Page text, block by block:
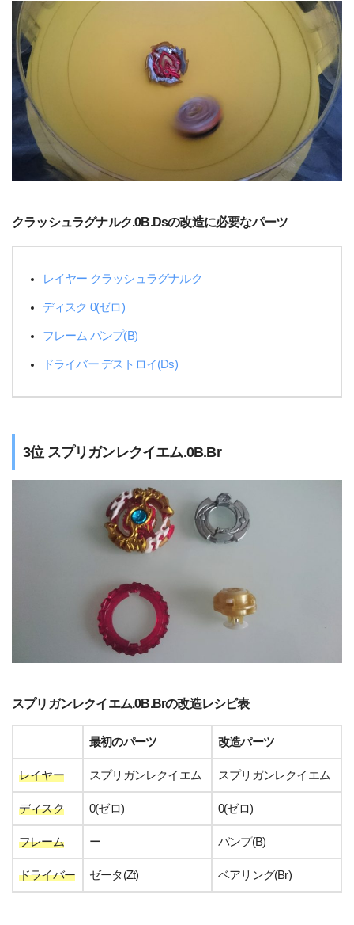
クラッシュラグナルク.0B.Dsの改造に必要なパーツ
レイヤー クラッシュラグナルク
ディスク 0(ゼロ)
フレーム バンプ(B)
ドライバー デストロイ(Ds)
3位 スプリガンレクイエム.0B.Br
スプリガンレクイエム.0B.Brの改造レシピ表
最初のパーツ 改造パーツ
レイヤー スプリガンレクイエム スプリガンレクイエム
ディスク 0(ゼロ) 0(ゼロ)
フレーム ー バンプ(B)
ドライバー ゼータ(Zt) ベアリング(Br)